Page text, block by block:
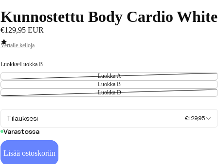
Kunnostettu Body Cardio White
€129,95 EUR
Vertaile kelloja
Luokka•Luokka B
Luokka A
Luokka B
Luokka D
Tilauksesi €129,95
Varastossa
Lisää ostoskoriin